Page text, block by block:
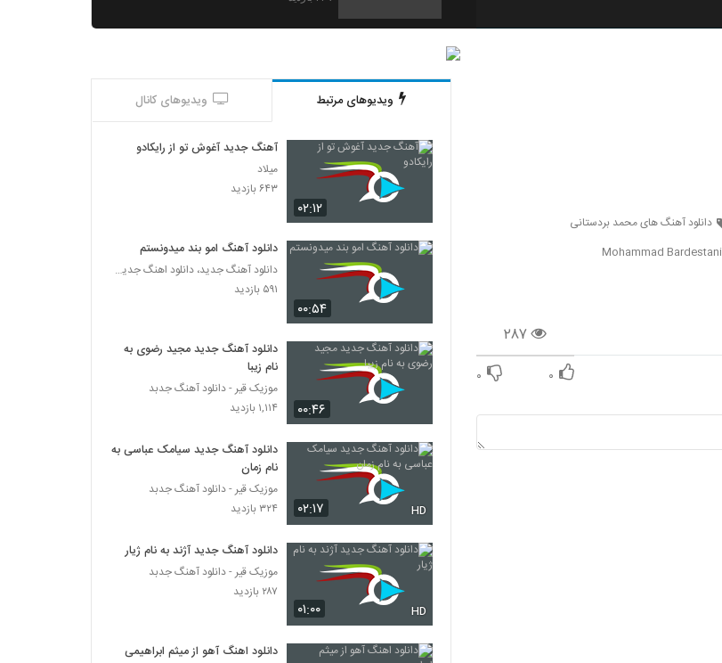
6240
دانلود آهنگ موج شیدایی سقا خونه
دانلود آهنگ جدید و زیبای رامین بهارستانی با
نام برادر (به همراه امیرحسین بهارستانی)
۲۵۴ بازدید
دانلود آهنگ گوشواره از شاهین جمشیدپور
۲۴۲ بازدید
۲۷۵ بازدید
Milad Maghsoudi Sayednal Mazloom
۲۵۹ بازدید
آهنگ علیرضا بیرانوند بنام به سود موعود
دانلود آهنگ میثم حیدری تو رفتی (Meysam
Heydari To Rafti)
۳۰۴ بازدید
موزیک زیبای تنهایی از مقداد فلاح
دانلود آهنگ های محمد بردستانی
Mohammad Bardestani
۲۸۷
۰ ۰
ویدیوهای مرتبط ویدیوهای کانال
۰۲:۱۲
آهنگ جدید آغوش تو از رایکادو
میلاد
۶۴۳ بازدید
۰۰:۵۴
دانلود آهنگ امو بند میدونستم
دانلود آهنگ جدید، دانلود اهنگ جدید ایرانی
۵۹۱ بازدید
۰۰:۴۶
دانلود آهنگ جدید مجید رضوی به
نام زیبا
موزیک قیر - دانلود آهنگ جدبد
۱,۱۱۴ بازدید
۰۲:۱۷ HD
دانلود آهنگ جدید سیامک عباسی به
نام زمان
موزیک قیر - دانلود آهنگ جدبد
۳۲۴ بازدید
۰۱:۰۰ HD
دانلود آهنگ جدید آژند به نام ژیار
موزیک قیر - دانلود آهنگ جدبد
۲۸۷ بازدید
دانلود اهنگ آهو از میثم ابراهیمی